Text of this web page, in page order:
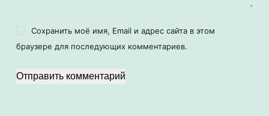
Сохранить моё имя, Email и адрес сайта в этом
браузере для последующих комментариев.
Отправить комментарий